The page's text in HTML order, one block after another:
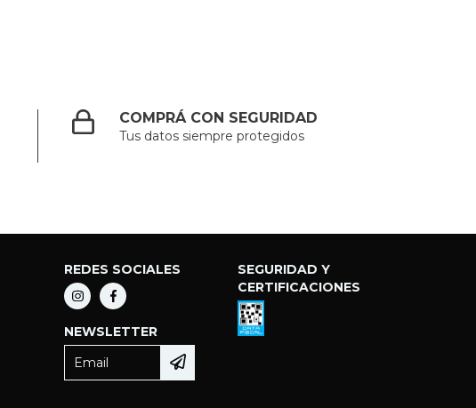
COMPRÁ CON SEGURIDAD
Tus datos siempre protegidos
REDES SOCIALES
NEWSLETTER
SEGURIDAD Y
CERTIFICACIONES